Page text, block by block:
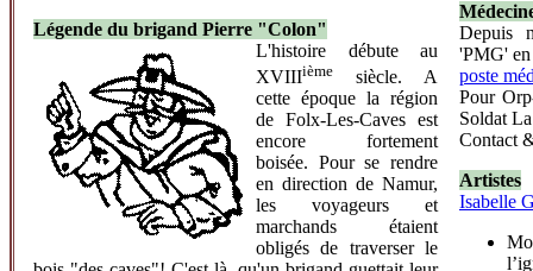
Légende du brigand Pierre "Colon"
L'histoire débute au
XVIIIième siècle. A
cette époque la région
de Folx-Les-Caves est
encore fortement
boisée. Pour se rendre
en direction de Namur,
les voyageurs et
marchands étaient
obligés de traverser le
Depuis
'PMG'
poste
Pour
Soldat
Contact
Artistes
Isabelle